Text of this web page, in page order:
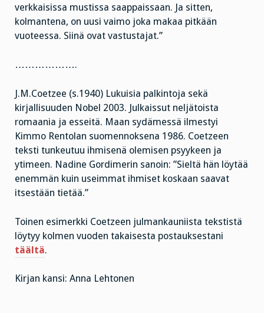
verkkaisissa mustissa saappaissaan. Ja sitten,
kolmantena, on uusi vaimo joka makaa pitkään
vuoteessa. Siinä ovat vastustajat.”
……………….
J.M.Coetzee (s.1940) Lukuisia palkintoja sekä
kirjallisuuden Nobel 2003. Julkaissut neljätoista
romaania ja esseitä. Maan sydämessä ilmestyi
Kimmo Rentolan suomennoksena 1986. Coetzeen
teksti tunkeutuu ihmisenä olemisen psyykeen ja
ytimeen. Nadine Gordimerin sanoin: ”Sieltä hän löytää
enemmän kuin useimmat ihmiset koskaan saavat
itsestään tietää.”
Toinen esimerkki Coetzeen julmankauniista tekstistä
löytyy kolmen vuoden takaisesta postauksestani
täältä.
Kirjan kansi: Anna Lehtonen